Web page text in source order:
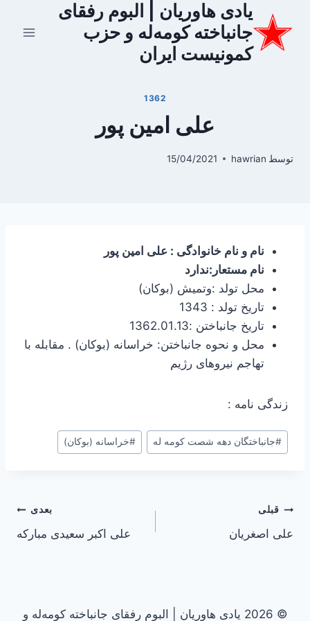
محتوا
یادی هاوریان | البوم رفقای
جانباخته کومه‌له و حزب
کمونیست ایران
1362
علی امین پور
توسط hawrian
15/04/2021
نام و نام خانوادگی : علی امین پور
نام مستعار:ندارد
محل تولد :وتمیش (بوکان)
تاریخ تولد : 1343
تاریخ جانباختن :1362.01.13
محل و نحوه جانباختن: خراسانه (بوکان) . مقابله با
تهاجم نیروهای رژیم
زندگی نامه :
#جانباختگان دهه شصت کومه له #خراسانه (بوکان)
راهبری
نوشته
قبلی
علی اصغریان
بعدی
علی اکبر سعیدی مبارکه
© 2026 یادی هاوریان | البوم رفقای جانباخته کومه‌له و